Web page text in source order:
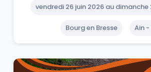
vendredi 26 juin 2026 au dimanche
Bourg en Bresse Ain -